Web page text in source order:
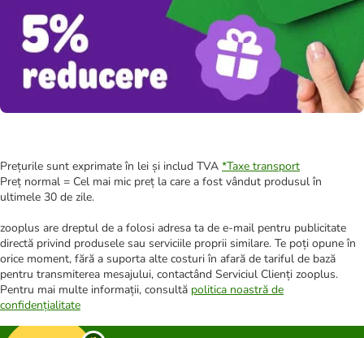
Prețurile sunt exprimate în lei și includ TVA *Taxe transport
Preț normal = Cel mai mic preț la care a fost vândut produsul în
ultimele 30 de zile.
zooplus are dreptul de a folosi adresa ta de e-mail pentru publicitate
directă privind produsele sau serviciile proprii similare. Te poți opune în
orice moment, fără a suporta alte costuri în afară de tariful de bază
pentru transmiterea mesajului, contactând Serviciul Clienți zooplus.
Pentru mai multe informații, consultă politica noastră de
confidențialitate